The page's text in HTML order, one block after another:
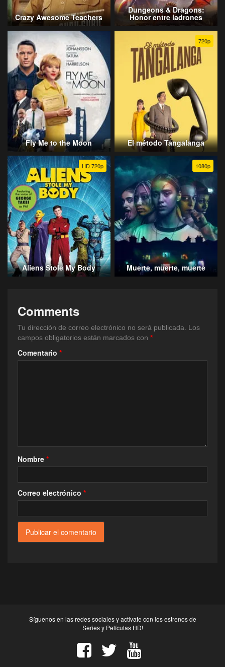
Crazy Awesome Teachers
Dungeons & Dragons:
Honor entre ladrones
Fly Me to the Moon
720p
El método Tangalanga
HD 720p
Aliens Stole My Body
1080p
Muerte, muerte, muerte
Comments
Tu dirección de correo electrónico no será publicada.
Los
campos obligatorios están marcados con *
Comentario *
Nombre *
Correo electrónico *
Síguenos en las redes sociales y activate con los estrenos de
Series y Películas HD!